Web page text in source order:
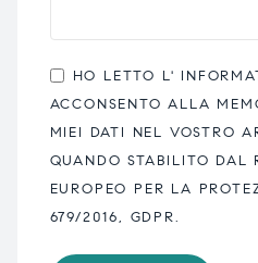
HO LETTO L'
ACCONSENTO ALLA
MIEI DATI NEL VOSTRO
QUANDO STABILITO DAL
EUROPEO PER LA
679/2016, GDPR.